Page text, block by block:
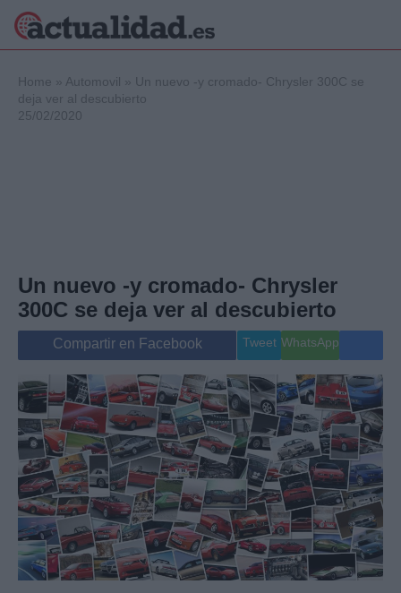
Internacional
Viajes
Gente
Musica
Home » Automovil » Un nuevo -y cromado- Chrysler 300C se
deja ver al descubierto
25/02/2020
Un nuevo -y cromado- Chrysler
300C se deja ver al descubierto
Compartir en Facebook Tweet WhatsApp